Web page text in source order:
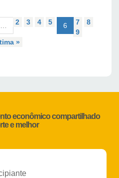
… 2 3 4 5 6 7
8
9
»
econômico compartilhado
e melhor